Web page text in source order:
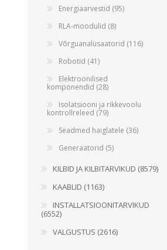
Energiaarvestid (95)
RLA-moodulid (8)
Võrguanalüsaatorid (116)
Robotid (41)
Elektroonilised
komponendid (28)
Isolatsiooni ja rikkevoolu
kontrollreleed (79)
Seadmed haiglatele (36)
Generaatorid (5)
KILBID JA KILBITARVIKUD (8579)
KAABLID (1163)
INSTALLATSIOONITARVIKUD
(6552)
VALGUSTUS (2616)